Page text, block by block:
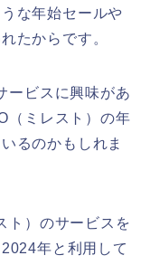
な年始セールや
たからです。
ービスに興味があ
（ミレスト）の年
るのかもしれま
ト）のサービスを
年と利用して